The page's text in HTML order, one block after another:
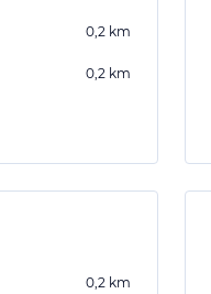
0,2 km
0,2 km
0,2 km